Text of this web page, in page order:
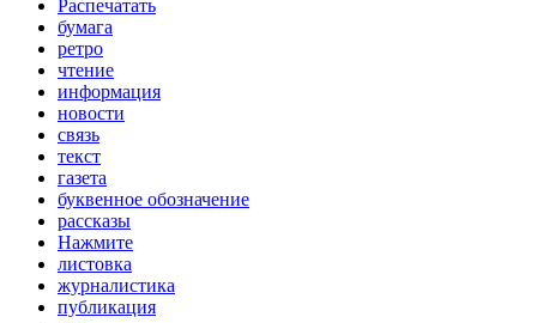
Распечатать
бумага
ретро
чтение
информация
новости
связь
текст
газета
буквенное обозначение
рассказы
Нажмите
листовка
журналистика
публикация